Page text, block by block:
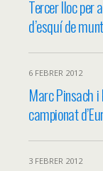
Tercer lloc per
d’esquí de
6 FEBRER 2012
Marc Pinsach i
campionat
3 FEBRER 2012